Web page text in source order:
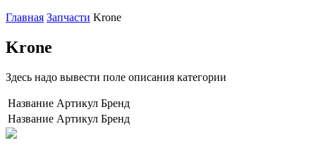
Главная Запчасти Krone
Krone
Здесь надо вывести поле описания категории
Название Артикул Бренд
Название Артикул Бренд